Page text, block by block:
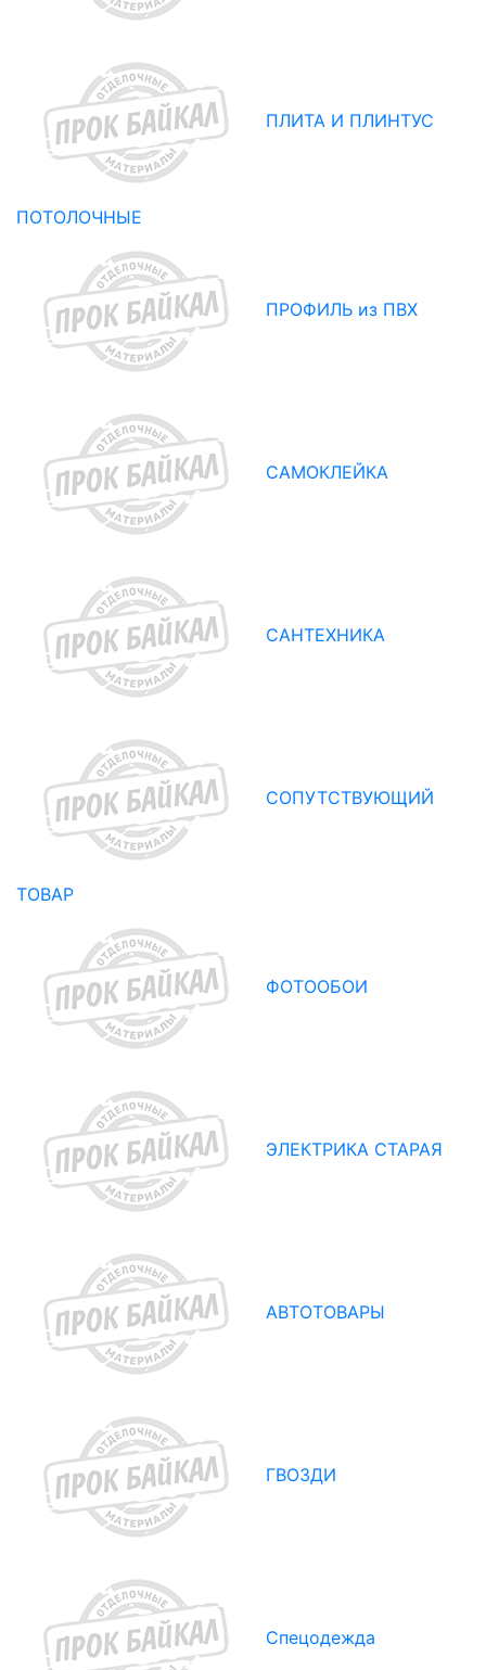
ПЛИТА И ПЛИНТУС
ПОТОЛОЧНЫЕ
ПРОФИЛЬ из ПВХ
САМОКЛЕЙКА
САНТЕХНИКА
СОПУТСТВУЮЩИЙ
ТОВАР
ФОТООБОИ
ЭЛЕКТРИКА СТАРАЯ
АВТОТОВАРЫ
ГВОЗДИ
Спецодежда